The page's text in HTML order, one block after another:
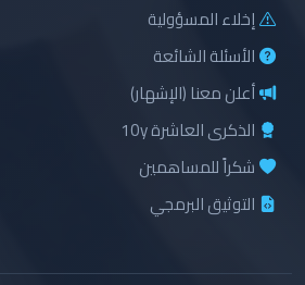
إخلاء المسؤولية
الأسئلة الشائعة
أعلن معنا (الإشهار)
الذكرى العاشرة 10y
شكراً للمساهمين
التوثيق البرمجي